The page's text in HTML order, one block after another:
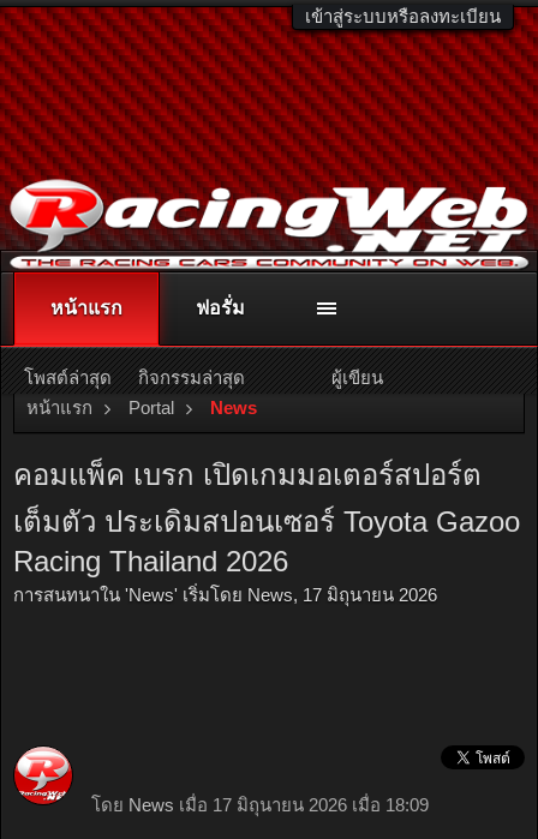
เข้าสู่ระบบหรือลงทะเบียน
ติดต่อลงโฆษณา racingweb@gmail.comหรือโทร. 081-811-1138
หรืออ่านรายละเอียดเพิ่มเติม คลิกที่นี่
หน้าแรก Portal News
คอมแพ็ค เบรก เปิดเกมมอเตอร์สปอร์ต
เต็มตัว ประเดิมสปอนเซอร์ Toyota Gazoo
Racing Thailand 2026
การสนทนาใน 'News' เริ่มโดย News, 17 มิถุนายน 2026
โดย News เมื่อ 17 มิถุนายน 2026 เมื่อ 18:09
หน้าแรก
โพสต์ล่าสุด กิจกรรมล่าสุด ผู้เขียน
ฟอรั่ม